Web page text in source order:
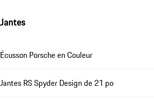
Jantes
Écusson Porsche en Couleur
Jantes RS Spyder Design de 21 po